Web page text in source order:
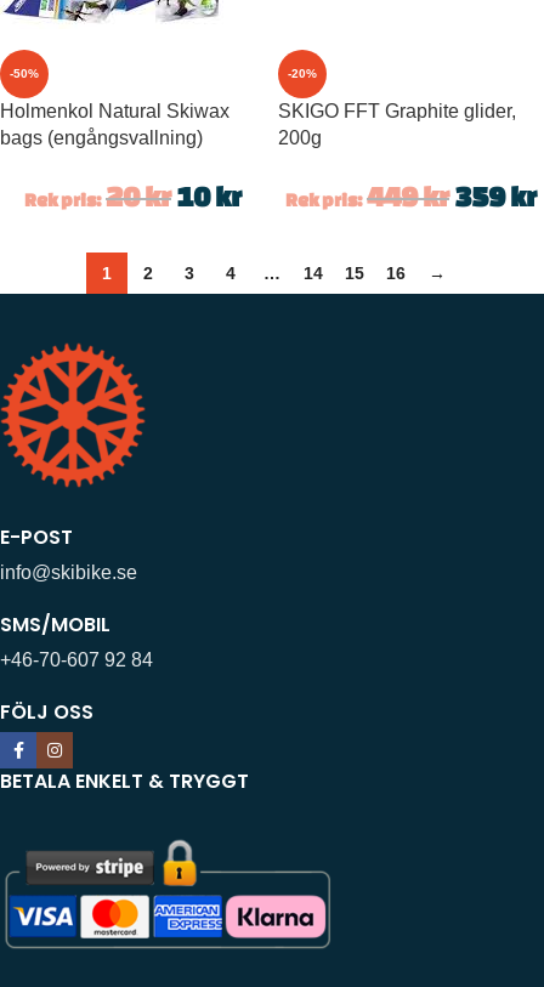
-50%
Holmenkol Natural Skiwax
bags (engångsvallning)
Rek pris: 20kr 10kr
-20%
SKIGO FFT Graphite glider,
200g
Rek pris: 449kr 359kr
1 2 3 4 … 14 15 16 →
E-POST
info@skibike.se
SMS/MOBIL
+46-70-607 92 84
FÖLJ OSS
BETALA ENKELT & TRYGGT